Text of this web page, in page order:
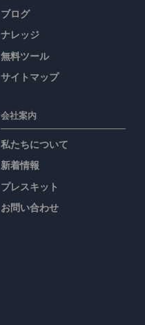
ブログ
ナレッジ
無料ツール
サイトマップ
会社案内
私たちについて
新着情報
プレスキット
お問い合わせ